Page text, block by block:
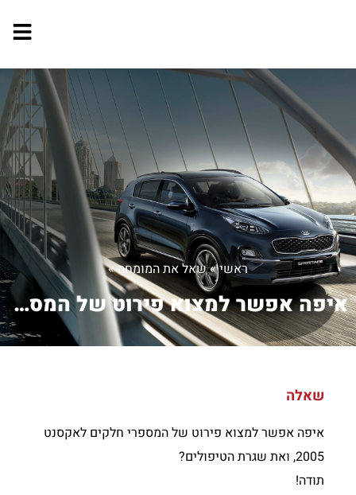
ראשי»שאל את המומחה»
איפה אפשר למצוא פירוט של המספרי חלקים...
שאלה
איפה אפשר למצוא פירוט של המספרי חלקים לאקסנט
2005, ואת שגרת הטיפולים?
תודה!